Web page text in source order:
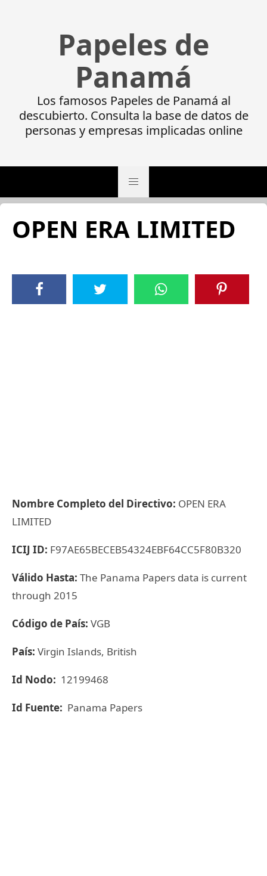
Papeles de
Panamá
Los famosos Papeles de Panamá al
descubierto. Consulta la base de datos de
personas y empresas implicadas online
OPEN ERA LIMITED
Nombre Completo del Directivo: OPEN ERA
LIMITED
ICIJ ID: F97AE65BECEB54324EBF64CC5F80B320
Válido Hasta: The Panama Papers data is current
through 2015
Código de País: VGB
País: Virgin Islands, British
Id Nodo: 12199468
Id Fuente: Panama Papers